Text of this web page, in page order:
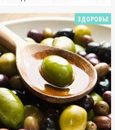
ЗДОРОВЬЕ